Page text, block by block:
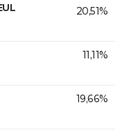
20,51%
11,11%
19,66%